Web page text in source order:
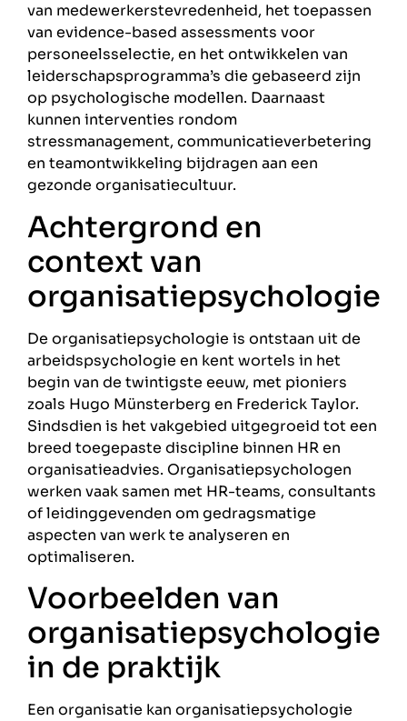
van medewerkerstevredenheid, het toepassen
van evidence-based assessments voor
personeelsselectie, en het ontwikkelen van
leiderschapsprogramma’s die gebaseerd zijn
op psychologische modellen. Daarnaast
kunnen interventies rondom
stressmanagement, communicatieverbetering
en teamontwikkeling bijdragen aan een
gezonde organisatiecultuur.
Achtergrond en
context van
organisatiepsychologie
De organisatiepsychologie is ontstaan uit de
arbeidspsychologie en kent wortels in het
begin van de twintigste eeuw, met pioniers
zoals Hugo Münsterberg en Frederick Taylor.
Sindsdien is het vakgebied uitgegroeid tot een
breed toegepaste discipline binnen HR en
organisatieadvies. Organisatiepsychologen
werken vaak samen met HR-teams, consultants
of leidinggevenden om gedragsmatige
aspecten van werk te analyseren en
optimaliseren.
Voorbeelden van
organisatiepsychologie
in de praktijk
Een organisatie kan organisatiepsychologie